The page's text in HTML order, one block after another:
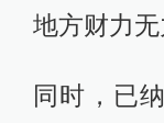
地方财力无
同时，已